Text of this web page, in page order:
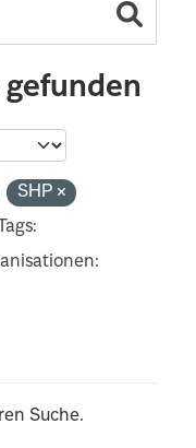
SHP
Tags:
Suche.